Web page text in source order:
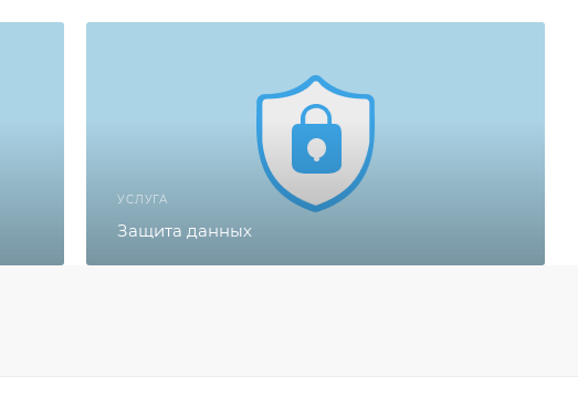
УСЛУГА
Защита данных